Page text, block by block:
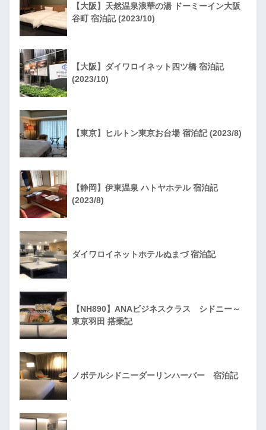
【大阪】天然温泉浪華の湯 ドーミーイン大阪
谷町 宿泊記 (2023/10)
【大阪】ダイワロイネット四ツ橋 宿泊記
(2023/10)
【東京】ヒルトン東京お台場 宿泊記 (2023/8)
【静岡】伊東温泉 ハトヤホテル 宿泊記
(2023/8)
ダイワロイネットホテルぬまづ 宿泊記
【NH890】ANAビジネスクラス シドニー～
東京羽田 搭乗記
ノボテルシドニーダーリンハーバー 宿泊記